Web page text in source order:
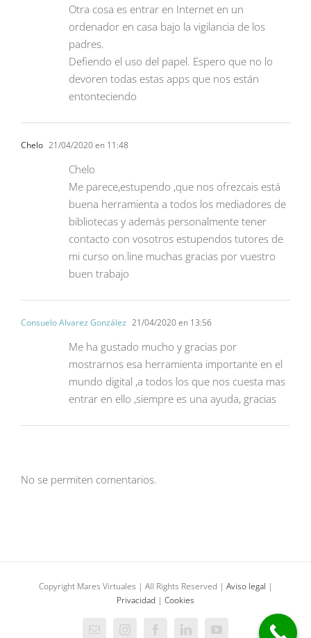
Otra cosa es entrar en Internet en un
ordenador en casa bajo la vigilancia de los
padres.
Defiendo el uso del papel. Espero que no lo
devoren todas estas apps que nos están
entonteciendo
Chelo 21/04/2020 en 11:48
Chelo
Me parece,estupendo ,que nos ofrezcais está
buena herramienta a todos los mediadores de
bibliotecas y además personalmente tener
contacto con vosotros estupendos tutores de
mi curso on.line muchas gracias por vuestro
buen trabajo
Consuelo Alvarez González 21/04/2020 en 13:56
Me ha gustado mucho y gracias por
mostrarnos esa herramienta importante en el
mundo digital ,a todos los que nos cuesta mas
entrar en ello ,siempre es una ayuda, gracias
No se permiten comentarios.
Copyright Mares Virtuales | All Rights Reserved | Aviso legal |
Privacidad | Cookies
CorreoInstagramFacebookLinkedInYouTube